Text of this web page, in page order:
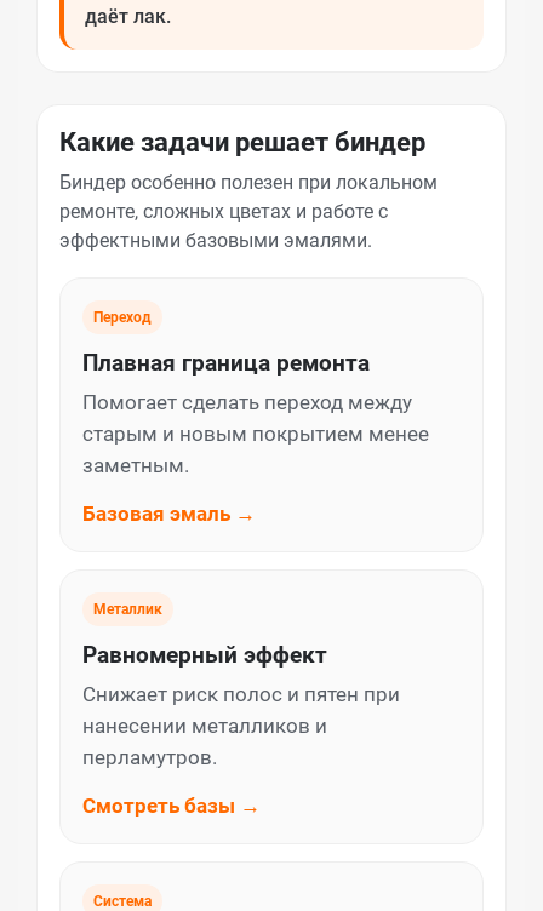
даёт лак.
Какие задачи решает биндер
Биндер особенно полезен при локальном
ремонте, сложных цветах и работе с
эффектными базовыми эмалями.
Переход
Плавная граница ремонта
Помогает сделать переход между
старым и новым покрытием менее
заметным.
Базовая эмаль →
Металлик
Равномерный эффект
Снижает риск полос и пятен при
нанесении металликов и
перламутров.
Смотреть базы →
Система